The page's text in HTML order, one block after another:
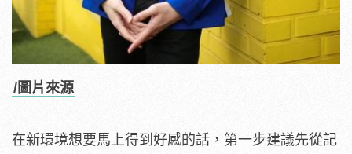
/圖片來源
在新環境想要馬上得到好感的話，第一步建議先從記